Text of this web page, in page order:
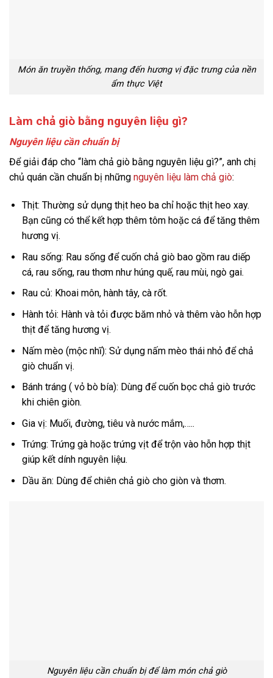
Món ăn truyền thống, mang đến hương vị đặc trưng của nền
ẩm thực Việt
Làm chả giò bằng nguyên liệu gì?
Nguyên liệu cần chuẩn bị
Để giải đáp cho “làm chả giò bằng nguyên liệu gì?”, anh chị
chủ quán cần chuẩn bị những nguyên liệu làm chả giò:
Thịt: Thường sử dụng thịt heo ba chỉ hoặc thịt heo xay.
Bạn cũng có thể kết hợp thêm tôm hoặc cá để tăng thêm
hương vị.
Rau sống: Rau sống để cuốn chả giò bao gồm rau diếp
cá, rau sống, rau thơm như húng quế, rau mùi, ngò gai.
Rau củ: Khoai môn, hành tây, cà rốt.
Hành tỏi: Hành và tỏi được băm nhỏ và thêm vào hỗn hợp
thịt để tăng hương vị.
Nấm mèo (mộc nhĩ): Sử dụng nấm mèo thái nhỏ để chả
giò chuẩn vị.
Bánh tráng ( vỏ bò bía): Dùng để cuốn bọc chả giò trước
khi chiên giòn.
Gia vị: Muối, đường, tiêu và nước mắm,…..
Trứng: Trứng gà hoặc trứng vịt để trộn vào hỗn hợp thịt
giúp kết dính nguyên liệu.
Dầu ăn: Dùng để chiên chả giò cho giòn và thơm.
Nguyên liệu cần chuẩn bị để làm món chả giò